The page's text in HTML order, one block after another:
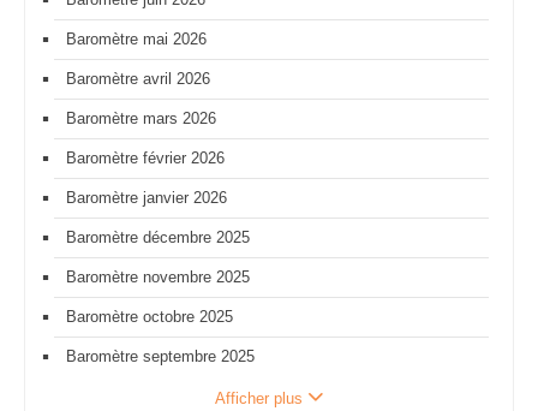
Baromètre mai 2026
Baromètre avril 2026
Baromètre mars 2026
Baromètre février 2026
Baromètre janvier 2026
Baromètre décembre 2025
Baromètre novembre 2025
Baromètre octobre 2025
Baromètre septembre 2025
Afficher plus